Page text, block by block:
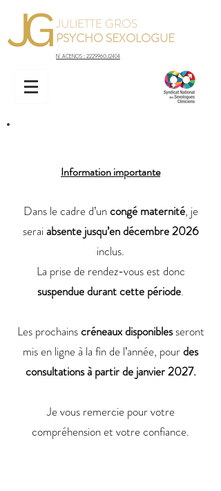
JULIETTE GROS
PSYCHO SEXOLOGUE
N° ACENOS : 222996GJ2404
Information importante
Dans le cadre d’uncongé maternité, je
seraiabsente jusqu’en décembre 2026
inclus.
La prise de rendez-vous est donc
suspendue durant cette période.
Les prochainscréneaux disponiblesseront
mis en ligne à la fin de l’année, pourdes
consultations à partir de janvier 2027.
Je vous remercie pour votre
compréhension et votre confiance.